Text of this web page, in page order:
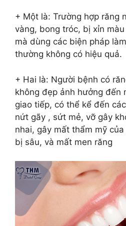
+ Một là: Trường hợp răng
vàng, bong tróc, bị xỉn
mà dùng các biện pháp
thường không có hiệu quả.
+ Hai là: Người bệnh có
không đẹp ảnh hưởng đến
giao tiếp, có thể kể đến
nứt gãy , sứt mẻ, vỡ gây
nhai, gây mất thẩm mỹ
bị sâu, và mất men răng